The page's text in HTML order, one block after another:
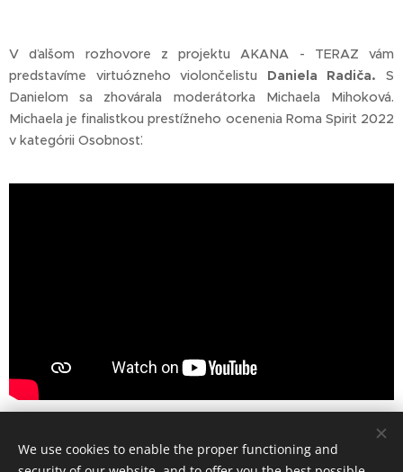
V ďalšom rozhovore z projektu AKANA - TERAZ vám
predstavíme virtuózneho violončelistu Daniela Radiča.S
Danielom sa zhovárala moderátorka Michaela Mihoková.
Michaela je finalistkou prestížneho ocenenia Roma Spirit 2022
v kategórii Osobnosť.
We use cookies to enable the proper functioning and